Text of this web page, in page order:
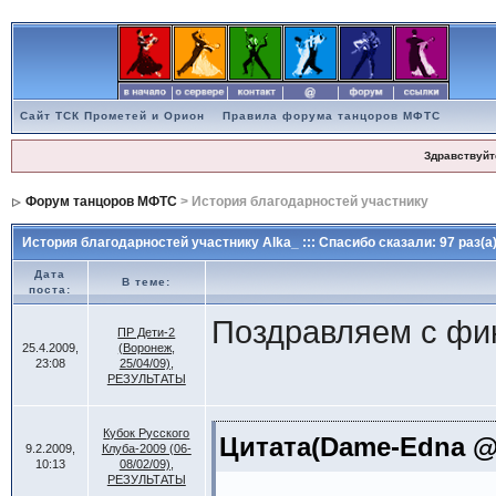
Сайт ТСК Прометей и Орион Правила форума танцоров МФТС
Форум танцоров МФТС> История благодарностей участнику
История благодарностей участнику Alka_ ::: Спасибо сказали: 97 раз(а)
Дата
поста:
В теме:
25.4.2009,
23:08
ПР Дети-2
(Воронеж,
25/04/09),
РЕЗУЛЬТАТЫ
Поздравляем с
Отдельно
молодцы!!!
9.2.2009,
10:13
Кубок Русского
Клуба-2009 (06-
08/02/09),
РЕЗУЛЬТАТЫ
Цитата(Dame-Edna